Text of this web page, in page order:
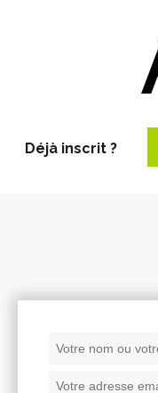
Déjà inscrit ?